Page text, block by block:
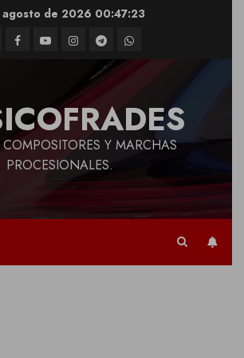
agosto de 2026 00:47:24
Facebook
YoutubeInstagram
TelegramWhatsApp
Y MARCHAS
PROCESIONALES.